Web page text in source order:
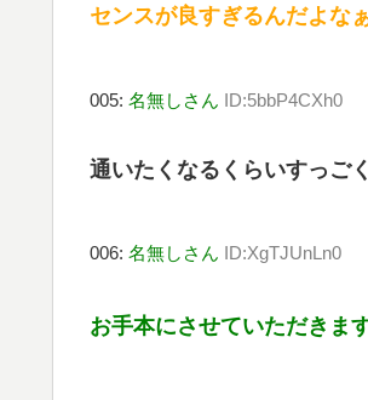
センスが良すぎるんだよな
005: 名無しさん ID:5bbP4CXh0
通いたくなるくらいすっご
006: 名無しさん ID:XgTJUnLn0
お手本にさせていただきま